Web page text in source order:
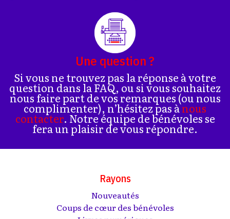
Une question ?
Si vous ne trouvez pas la réponse à votre
question dans la FAQ, ou si vous souhaitez
nous faire part de vos remarques (ou nous
complimenter), n’hésitez pas ànous
contacter. Notre équipe de bénévoles se
fera un plaisir de vous répondre.
Rayons
Nouveautés
Coups de cœur des bénévoles